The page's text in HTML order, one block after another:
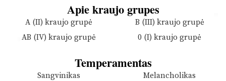
Apie kraujo grupes
A (II) kraujo grupė
B (III) kraujo grupė
AB (IV) kraujo grupė
0 (I) kraujo grupė
Temperamentas
Sangvinikas
Melancholikas